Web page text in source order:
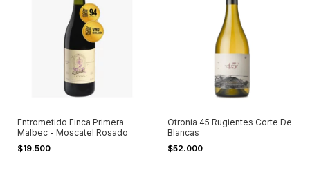
Entrometido Finca Primera
Malbec - Moscatel Rosado
$19.500
Otronia 45 Rugientes Corte De
Blancas
$52.000